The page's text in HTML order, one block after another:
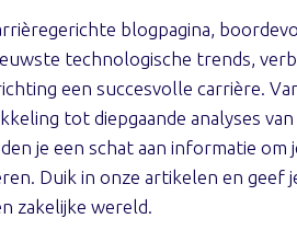
blogpagina,
technologische trends,
een succesvolle carrière.
tot diepgaande analyses
je een schat aan informatie om
Duik in onze artikelen en geef
zakelijke wereld.